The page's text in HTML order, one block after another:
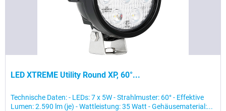
LED XTREME Utility Round XP, 60°...
Technische Daten: - LEDs: 7 x 5W - Strahlmuster: 60° - Effektive
Lumen: 2.590 lm (je) - Wattleistung: 35 Watt - Gehäusematerial:...